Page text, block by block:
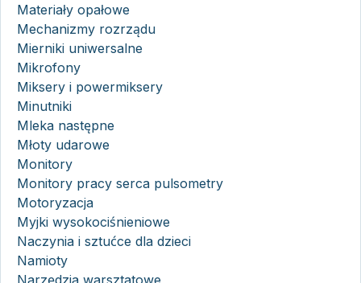
Materiały opałowe
Mechanizmy rozrządu
Mierniki uniwersalne
Mikrofony
Miksery i powermiksery
Minutniki
Mleka następne
Młoty udarowe
Monitory
Monitory pracy serca pulsometry
Motoryzacja
Myjki wysokociśnieniowe
Naczynia i sztućce dla dzieci
Namioty
Narzędzia warsztatowe